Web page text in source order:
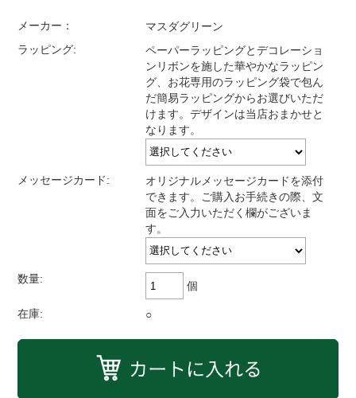
メーカー：
マスダグリーン
ラッピング:
ペーパーラッピングとデコレーショ
ンリボンを施した華やかなラッピン
グ、お花専用のラッピング袋で包ん
だ簡易ラッピングからお選びいただ
けます。デザインは当店おまかせと
なります。
メッセージカード:
オリジナルメッセージカードを添付
できます。ご購入お手続きの際、文
面をご入力いただく欄がございま
す。
数量:
個
在庫: ○